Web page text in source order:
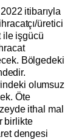
itibarıyla
üretici
ile işgücü
Bölgedeki
olumsuz
Öte
ithal mal
birlikte
dengesi